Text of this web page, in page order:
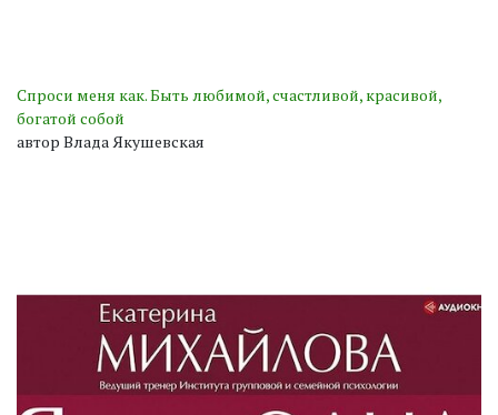
Спроси меня как. Быть любимой, счастливой, красивой,
богатой собой
автор Влада Якушевская